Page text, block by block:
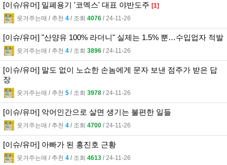
[이슈/유머] 밀폐용기 '코멕스' 대표 야반도주 [1]
웃겨주는매 l 추천 4 l 조회 4076 l 24-11-26
[이슈/유머] "산양유 100% 라더니" 실제는 1.5% 뿐…수입업자 적발
웃겨주는매 l 추천 4 l 조회 3896 l 24-11-26
[이슈/유머] 말도 없이 노쇼한 손놈에게 문자 보낸 점주가 받은 답
장
웃겨주는매 l 추천 5 l 조회 3978 l 24-11-26
[이슈/유머] 악어인간으로 살면 생기는 불편한 일들
웃겨주는매 l 추천 4 l 조회 4700 l 24-11-26
[이슈/유머] 아빠가 된 홍진호 근황
웃겨주는매 l 추천 4 l 조회 4613 l 24-11-26